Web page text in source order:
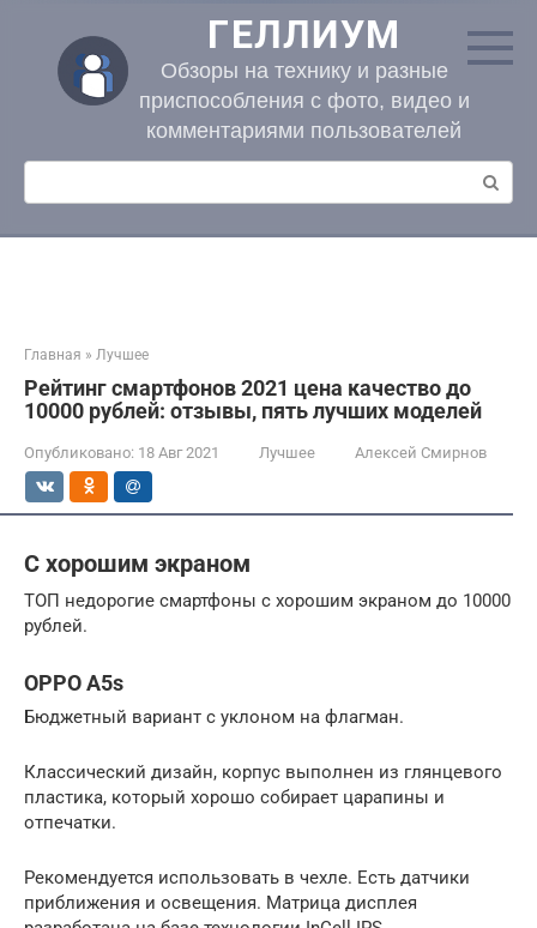
контенту
ГЕЛЛИУМ
Обзоры на технику и разные
приспособления с фото, видео и
комментариями пользователей
Поиск:
Главная » Лучшее
Рейтинг смартфонов 2021 цена качество до
10000 рублей: отзывы, пять лучших моделей
Опубликовано: 18 Авг 2021 Лучшее Алексей Смирнов
С хорошим экраном
ТОП недорогие смартфоны с хорошим экраном до 10000
рублей.
OPPO A5s
Бюджетный вариант с уклоном на флагман.
Классический дизайн, корпус выполнен из глянцевого
пластика, который хорошо собирает царапины и
отпечатки.
Рекомендуется использовать в чехле. Есть датчики
приближения и освещения. Матрица дисплея